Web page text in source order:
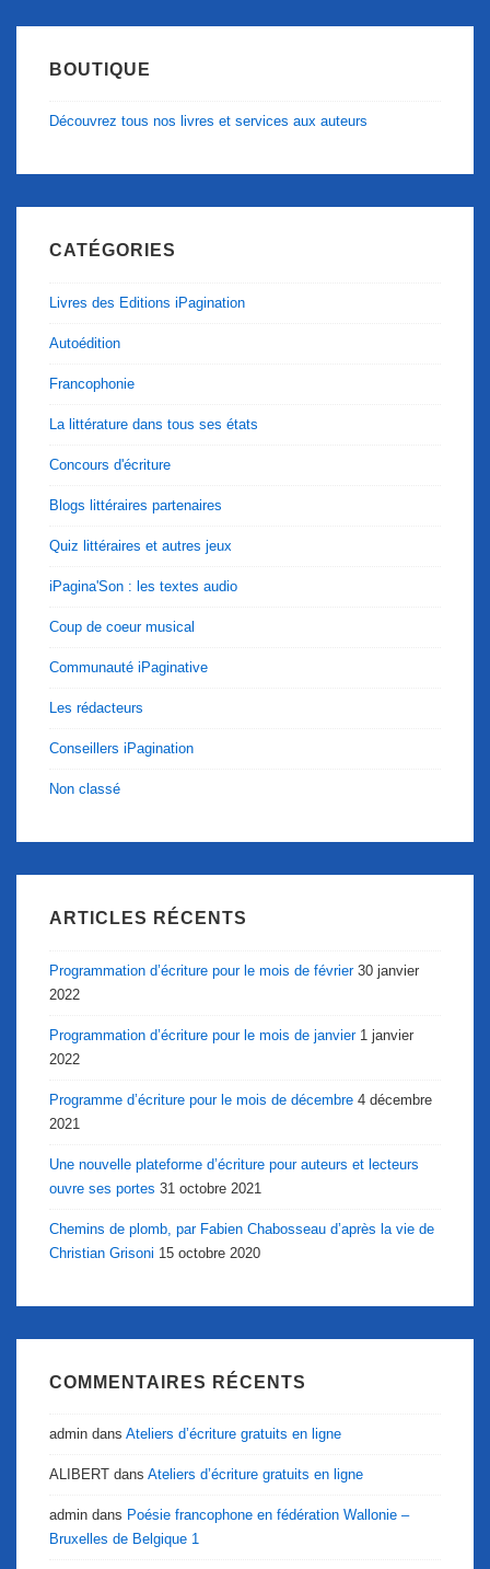
BOUTIQUE
Découvrez tous nos livres et services aux auteurs
CATÉGORIES
Livres des Editions iPagination
Autoédition
Francophonie
La littérature dans tous ses états
Concours d'écriture
Blogs littéraires partenaires
Quiz littéraires et autres jeux
iPagina'Son : les textes audio
Coup de coeur musical
Communauté iPaginative
Les rédacteurs
Conseillers iPagination
Non classé
ARTICLES RÉCENTS
Programmation d’écriture pour le mois de février 30 janvier
2022
Programmation d’écriture pour le mois de janvier 1 janvier
2022
Programme d’écriture pour le mois de décembre 4 décembre
2021
Une nouvelle plateforme d’écriture pour auteurs et lecteurs
ouvre ses portes 31 octobre 2021
Chemins de plomb, par Fabien Chabosseau d’après la vie de
Christian Grisoni 15 octobre 2020
COMMENTAIRES RÉCENTS
admin dans Ateliers d’écriture gratuits en ligne
ALIBERT dans Ateliers d’écriture gratuits en ligne
admin dans Poésie francophone en fédération Wallonie –
Bruxelles de Belgique 1